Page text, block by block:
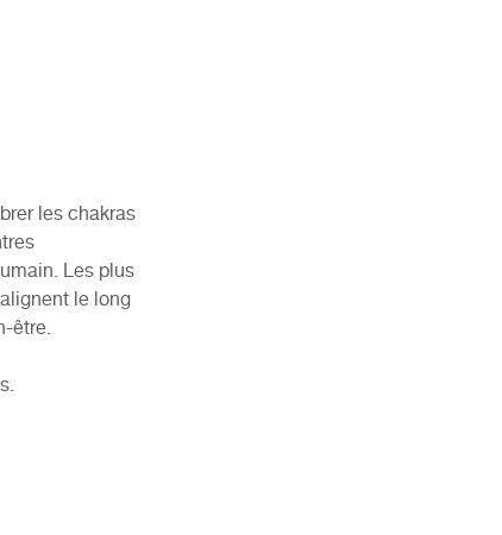
les chakras
Les plus
le long
être.